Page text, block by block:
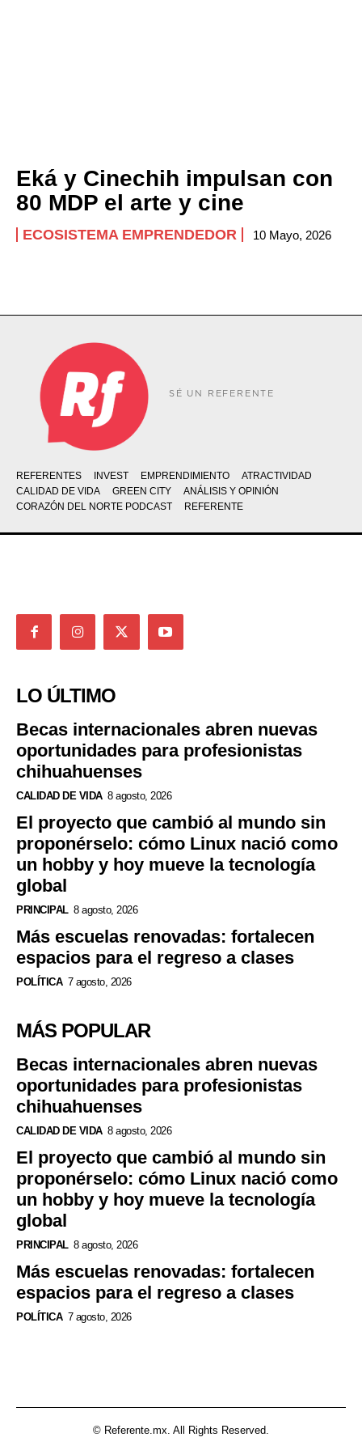
Eká y Cinechih impulsan con
80 MDP el arte y cine
ECOSISTEMA EMPRENDEDOR 10 Mayo, 2026
SÉ UN REFERENTE
REFERENTES INVEST EMPRENDIMIENTO
ATRACTIVIDAD
CALIDAD DE VIDA
GREEN CITY
ANÁLISIS Y OPINIÓN
CORAZÓN DEL NORTE PODCAST
REFERENTE
LO ÚLTIMO
Becas internacionales abren nuevas
oportunidades para profesionistas
chihuahuenses
CALIDAD DE VIDA 8 agosto, 2026
El proyecto que cambió al mundo sin
proponérselo: cómo Linux nació como
un hobby y hoy mueve la tecnología
global
PRINCIPAL 8 agosto, 2026
Más escuelas renovadas: fortalecen
espacios para el regreso a clases
POLÍTICA 7 agosto, 2026
MÁS POPULAR
Becas internacionales abren nuevas
oportunidades para profesionistas
chihuahuenses
CALIDAD DE VIDA 8 agosto, 2026
El proyecto que cambió al mundo sin
proponérselo: cómo Linux nació como
un hobby y hoy mueve la tecnología
global
PRINCIPAL 8 agosto, 2026
Más escuelas renovadas: fortalecen
espacios para el regreso a clases
POLÍTICA 7 agosto, 2026
© Referente.mx. All Rights Reserved.